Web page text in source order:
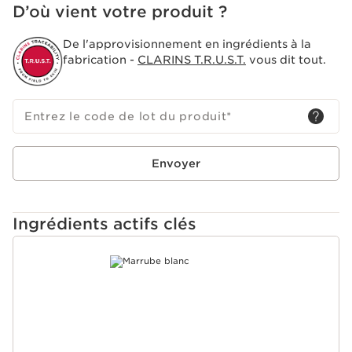
D’où vient votre produit ?
De l'approvisionnement en ingrédients à la
fabrication - CLARINS T.R.U.S.T. vous dit tout.
Entrez le code de lot du produit*
Envoyer
Ingrédients actifs clés
ALLER AU CONTENU